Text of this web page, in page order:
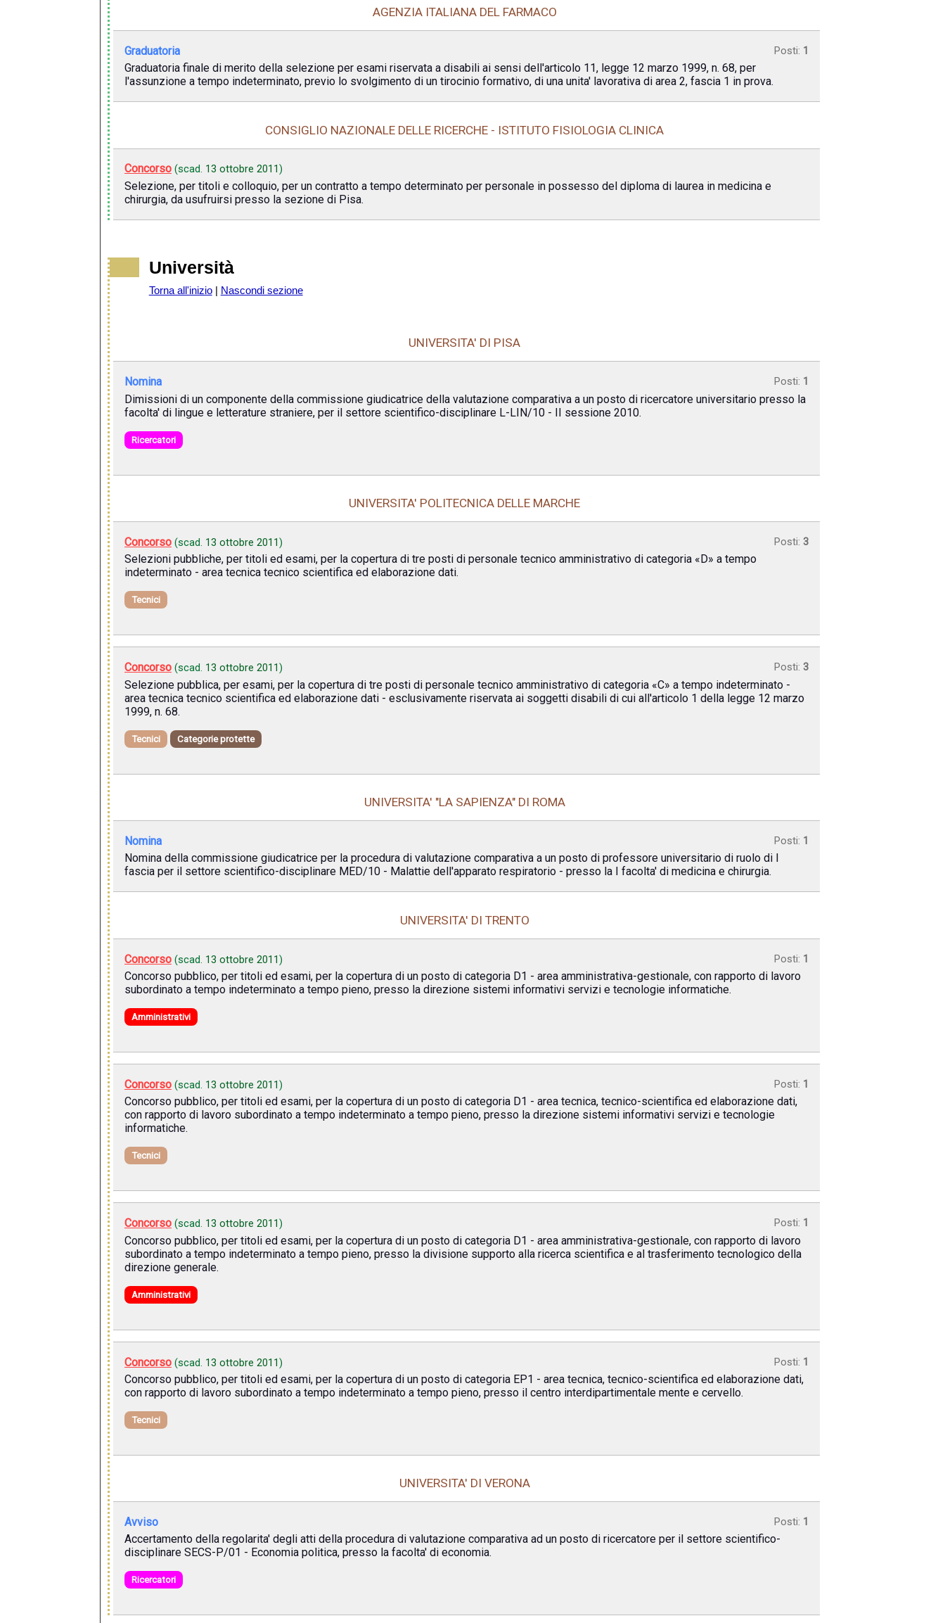
AGENZIA ITALIANA DEL FARMACO
Graduatoria Posti: 1
Graduatoria finale di merito della selezione per esami riservata a disabili ai sensi dell'articolo 11, legge 12 marzo 1999, n. 68, per
l'assunzione a tempo indeterminato, previo lo svolgimento di un tirocinio formativo, di una unita' lavorativa di area 2, fascia 1 in prova.
CONSIGLIO NAZIONALE DELLE RICERCHE - ISTITUTO FISIOLOGIA CLINICA
Concorso (scad. 13 ottobre 2011)
Selezione, per titoli e colloquio, per un contratto a tempo determinato per personale in possesso del diploma di laurea in medicina e
chirurgia, da usufruirsi presso la sezione di Pisa.
Università
Torna all'inizio| Nascondi sezione
UNIVERSITA' DI PISA
Nomina Posti: 1
Dimissioni di un componente della commissione giudicatrice della valutazione comparativa a un posto di ricercatore universitario presso la
facolta' di lingue e letterature straniere, per il settore scientifico-disciplinare L-LIN/10 - II sessione 2010.
Ricercatori
UNIVERSITA' POLITECNICA DELLE MARCHE
Concorso (scad. 13 ottobre 2011) Posti: 3
Selezioni pubbliche, per titoli ed esami, per la copertura di tre posti di personale tecnico amministrativo di categoria «D» a tempo
indeterminato - area tecnica tecnico scientifica ed elaborazione dati.
Tecnici
Concorso (scad. 13 ottobre 2011) Posti: 3
Selezione pubblica, per esami, per la copertura di tre posti di personale tecnico amministrativo di categoria «C» a tempo indeterminato -
area tecnica tecnico scientifica ed elaborazione dati - esclusivamente riservata ai soggetti disabili di cui all'articolo 1 della legge 12 marzo
1999, n. 68.
Tecnici Categorie protette
UNIVERSITA' "LA SAPIENZA" DI ROMA
Nomina Posti: 1
Nomina della commissione giudicatrice per la procedura di valutazione comparativa a un posto di professore universitario di ruolo di I
fascia per il settore scientifico-disciplinare MED/10 - Malattie dell'apparato respiratorio - presso la I facolta' di medicina e chirurgia.
UNIVERSITA' DI TRENTO
Concorso (scad. 13 ottobre 2011) Posti: 1
Concorso pubblico, per titoli ed esami, per la copertura di un posto di categoria D1 - area amministrativa-gestionale, con rapporto di lavoro
subordinato a tempo indeterminato a tempo pieno, presso la direzione sistemi informativi servizi e tecnologie informatiche.
Amministrativi
Concorso (scad. 13 ottobre 2011) Posti: 1
Concorso pubblico, per titoli ed esami, per la copertura di un posto di categoria D1 - area tecnica, tecnico-scientifica ed elaborazione dati,
con rapporto di lavoro subordinato a tempo indeterminato a tempo pieno, presso la direzione sistemi informativi servizi e tecnologie
informatiche.
Tecnici
Concorso (scad. 13 ottobre 2011) Posti: 1
Concorso pubblico, per titoli ed esami, per la copertura di un posto di categoria D1 - area amministrativa-gestionale, con rapporto di lavoro
subordinato a tempo indeterminato a tempo pieno, presso la divisione supporto alla ricerca scientifica e al trasferimento tecnologico della
direzione generale.
Amministrativi
Concorso (scad. 13 ottobre 2011) Posti: 1
Concorso pubblico, per titoli ed esami, per la copertura di un posto di categoria EP1 - area tecnica, tecnico-scientifica ed elaborazione dati,
con rapporto di lavoro subordinato a tempo indeterminato a tempo pieno, presso il centro interdipartimentale mente e cervello.
Tecnici
UNIVERSITA' DI VERONA
Avviso Posti: 1
Accertamento della regolarita' degli atti della procedura di valutazione comparativa ad un posto di ricercatore per il settore scientifico-
disciplinare SECS-P/01 - Economia politica, presso la facolta' di economia.
Ricercatori